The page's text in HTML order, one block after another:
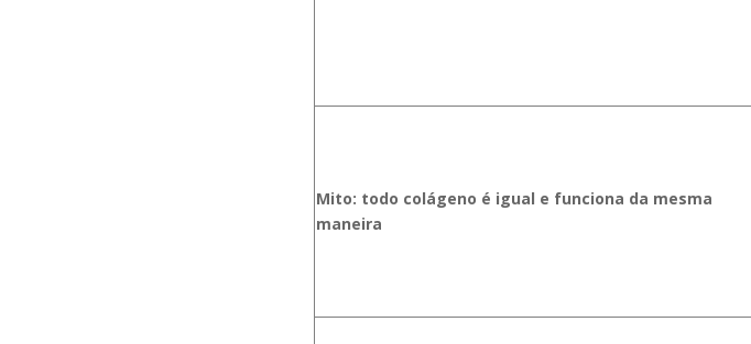
Mito: todo colágeno é igual e funciona da mesma
maneira